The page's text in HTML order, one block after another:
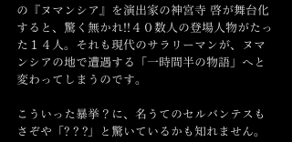
の『ヌマンシア』を演出家の神宮寺 啓が舞台化
すると、驚く無かれ!!４０数人の登場人物がたっ
た１４人。それも現代のサラリーマンが、ヌマ
ンシアの地で遭遇する「一時間半の物語」へと
変わってしまうのです。
こういった暴挙？に、名うてのセルバンテスも
さぞや「? ? ?」と驚いているかも知れません。